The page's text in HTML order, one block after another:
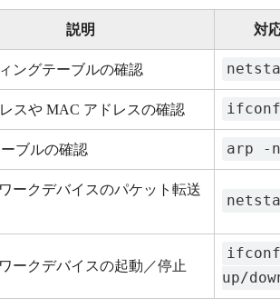
説明 対
ングテーブルの確認
スや MAC アドレスの確認
ブルの確認 arp -n
ークデバイスのパケット転送
ークデバイスの起動／停止
up/